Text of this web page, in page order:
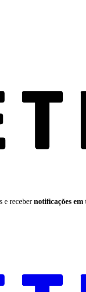
e receber notificações em